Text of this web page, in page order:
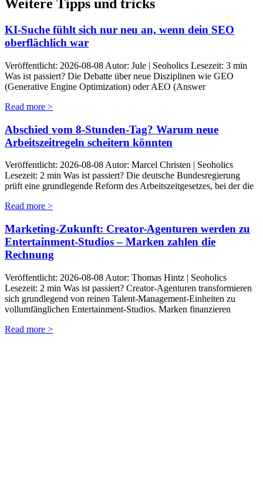
Weitere Tipps und tricks
KI-Suche fühlt sich nur neu an, wenn dein SEO
oberflächlich war
Veröffentlicht: 2026-08-08 Autor: Jule | Seoholics Lesezeit: 3 min
Was ist passiert? Die Debatte über neue Disziplinen wie GEO
(Generative Engine Optimization) oder AEO (Answer
Read more >
Abschied vom 8-Stunden-Tag? Warum neue
Arbeitszeitregeln scheitern könnten
Veröffentlicht: 2026-08-08 Autor: Marcel Christen | Seoholics
Lesezeit: 2 min Was ist passiert? Die deutsche Bundesregierung
prüft eine grundlegende Reform des Arbeitszeitgesetzes, bei der die
Read more >
Marketing-Zukunft: Creator-Agenturen werden zu
Entertainment-Studios – Marken zahlen die
Rechnung
Veröffentlicht: 2026-08-08 Autor: Thomas Hintz | Seoholics
Lesezeit: 2 min Was ist passiert? Creator-Agenturen transformieren
sich grundlegend von reinen Talent-Management-Einheiten zu
vollumfänglichen Entertainment-Studios. Marken finanzieren
Read more >